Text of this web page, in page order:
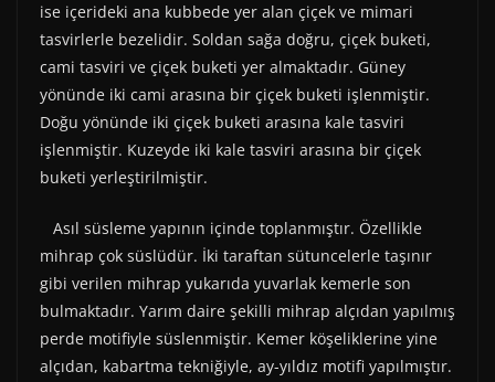
ise içerideki ana kubbede yer alan çiçek ve mimari
tasvirlerle bezelidir. Soldan sağa doğru, çiçek buketi,
cami tasviri ve çiçek buketi yer almaktadır. Güney
yönünde iki cami arasına bir çiçek buketi işlenmiştir.
Doğu yönünde iki çiçek buketi arasına kale tasviri
işlenmiştir. Kuzeyde iki kale tasviri arasına bir çiçek
buketi yerleştirilmiştir.
Asıl süsleme yapının içinde toplanmıştır. Özellikle
mihrap çok süslüdür. İki taraftan sütuncelerle taşınır
gibi verilen mihrap yukarıda yuvarlak kemerle son
bulmaktadır. Yarım daire şekilli mihrap alçıdan yapılmış
perde motifiyle süslenmiştir. Kemer köşeliklerine yine
alçıdan, kabartma tekniğiyle, ay-yıldız motifi yapılmıştır.